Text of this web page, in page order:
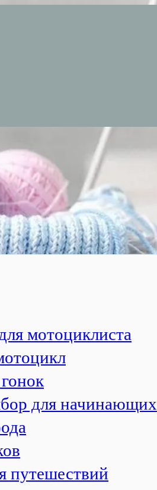
мотоциклиста
для начинающих
путешествий